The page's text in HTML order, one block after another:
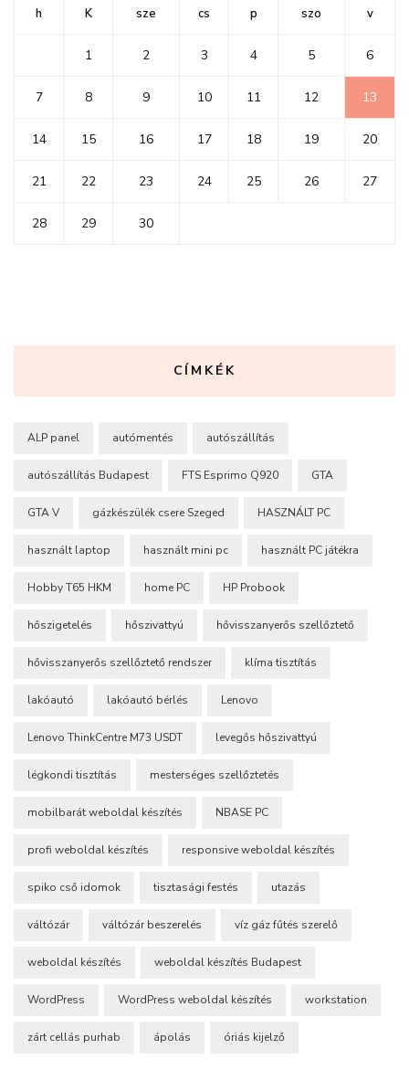
h K sze cs p szo v
1 2 3 4 5 6
7 8 9 10 11 12 13
14 15 16 17 18 19 20
21 22 23 24 25 26 27
28 29 30
CÍMKÉK
ALP panel autómentés autószállítás
autószállítás Budapest FTS Esprimo Q920 GTA
GTA V gázkészülék csere Szeged HASZNÁLT PC
használt laptop használt mini pc használt PC játékra
Hobby T65 HKM home PC HP Probook
hőszigetelés hőszivattyú hővisszanyerős szellőztető
hővisszanyerős szellőztető rendszer klíma tisztítás
lakóautó lakóautó bérlés Lenovo
Lenovo ThinkCentre M73 USDT levegős hőszivattyú
légkondi tisztítás mesterséges szellőztetés
mobilbarát weboldal készítés NBASE PC
profi weboldal készítés responsive weboldal készítés
spiko cső idomok tisztasági festés utazás
váltózár váltózár beszerelés víz gáz fűtés szerelő
weboldal készítés weboldal készítés Budapest
WordPress WordPress weboldal készítés workstation
zárt cellás purhab ápolás óriás kijelző